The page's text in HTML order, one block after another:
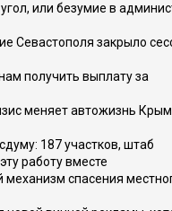
или безумие в
Севастополя закрыло
получить выплату за
меняет автожизнь
187 участков, штаб
работу вместе
спасения